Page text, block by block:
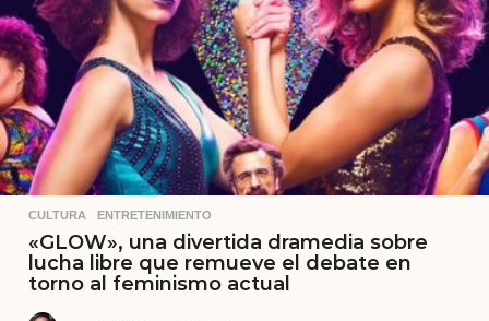
CULTURA ,ENTRETENIMIENTO
«GLOW», una divertida dramedia sobre
lucha libre que remueve el debate en
torno al feminismo actual